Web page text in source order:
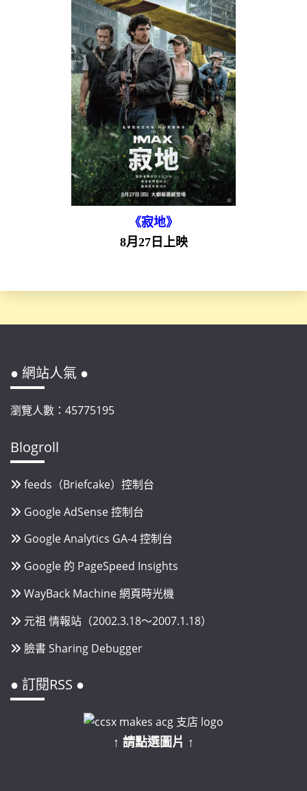
《寂地》
8月27日上映
● 網站人氣 ●
瀏覽人數：45775195
Blogroll
feeds（Briefcake）控制台
Google AdSense 控制台
Google Analytics GA-4 控制台
Google 的 PageSpeed Insights
WayBack Machine 網頁時光機
元祖 情報站（2002.3.18～2007.1.18）
臉書 Sharing Debugger
● 訂閱RSS ●
↑ 請點選圖片 ↑